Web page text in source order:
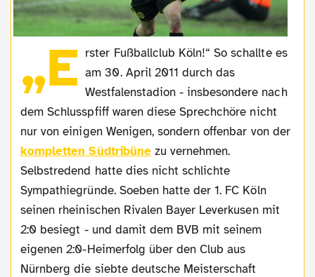
„E rster Fußballclub Köln!“ So schallte es
am 30. April 2011 durch das
Westfalenstadion - insbesondere nach
dem Schlusspfiff waren diese Sprechchöre nicht
nur von einigen Wenigen, sondern offenbar von der
kompletten Südtribünezu vernehmen.
Selbstredend hatte dies nicht schlichte
Sympathiegründe. Soeben hatte der 1. FC Köln
seinen rheinischen Rivalen Bayer Leverkusen mit
2:0 besiegt - und damit dem BVB mit seinem
eigenen 2:0-Heimerfolg über den Club aus
Nürnberg die siebte deutsche Meisterschaft